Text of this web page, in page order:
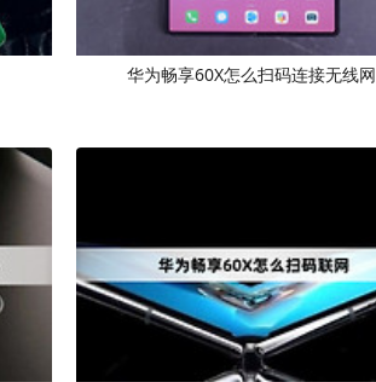
华为畅享60X怎么扫码连接无线网